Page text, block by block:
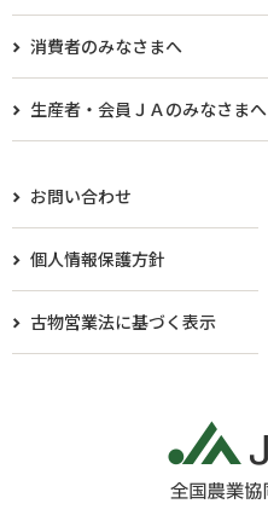
消費者のみなさまへ
生産者・会員ＪＡのみなさまへ​
お問い合わせ
個人情報保護方針
古物営業法に基づく表示